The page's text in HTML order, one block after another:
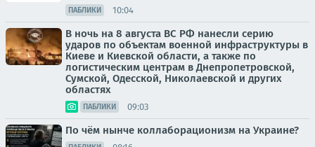
ПАБЛИКИ 10:04
В ночь на 8 августа ВС РФ нанесли серию
ударов по объектам военной инфраструктуры в
Киеве и Киевской области, а также по
логистическим центрам в Днепропетровской,
Сумской, Одесской, Николаевской и других
областях
ПАБЛИКИ 09:03
По чём нынче коллаборационизм на Украине?